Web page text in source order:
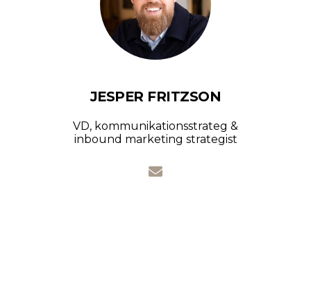
JESPER FRITZSON
VD, kommunikationsstrateg &
inbound marketing strategist